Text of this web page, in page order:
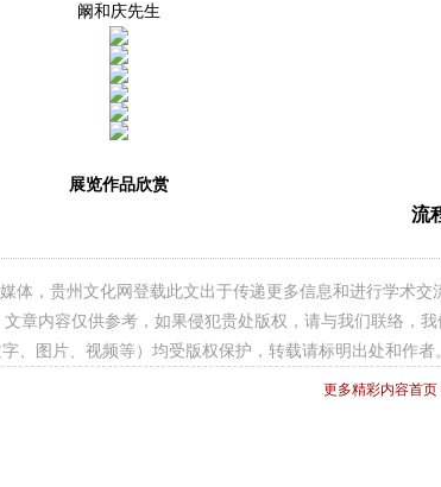
阚和庆先生
展览作品欣赏
流
体，贵州文化网登载此文出于传递更多信息和进行学术交
章内容仅供参考，如果侵犯贵处版权，请与我们联络，
、图片、视频等）均受版权保护，转载请标明出处和作者
更多精彩内容首页